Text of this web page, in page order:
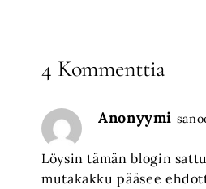
4 Kommenttia
Anonyymi
Löysin tämän blogin
mutakakku pääsee